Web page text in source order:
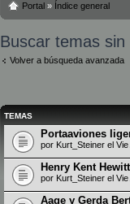
Portal » Índice general
Buscar temas
Volver a búsqueda avanzada
TEMAS
Portaaviones
por Kurt_Steiner el
Henry Kent Hewitt
por Kurt_Steiner el
Aage y Gerda